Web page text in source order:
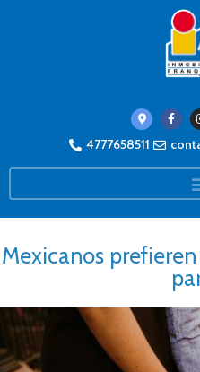
4777658511
Mexicanos